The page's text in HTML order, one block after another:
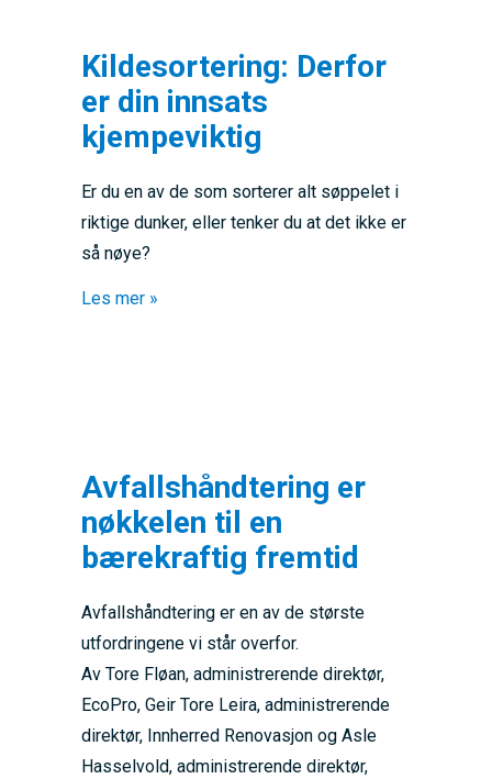
Kildesortering: Derfor
er din innsats
kjempeviktig
Er du en av de som sorterer alt søppelet i
riktige dunker, eller tenker du at det ikke er
så nøye?
Les mer »
Avfallshåndtering er
nøkkelen til en
bærekraftig fremtid
Avfallshåndtering er en av de største
utfordringene vi står overfor.
Av Tore Fløan, administrerende direktør,
EcoPro, Geir Tore Leira, administrerende
direktør, Innherred Renovasjon og Asle
Hasselvold, administrerende direktør,